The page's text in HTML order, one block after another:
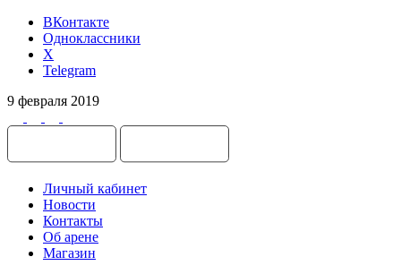
ВКонтакте
Одноклассники
X
Telegram
9 февраля 2019
Личный кабинет
Новости
Контакты
Об арене
Магазин